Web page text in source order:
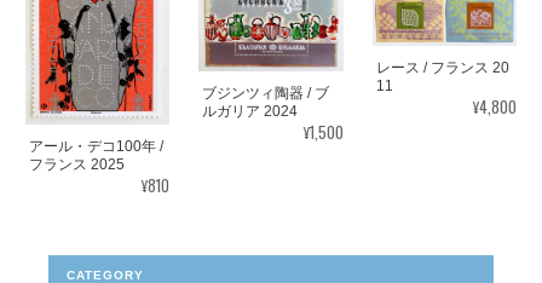
アール・デコ100年 /
フランス 2025
¥810
ブジンツィ陶器 / ブ
ルガリア 2024
¥1,500
レース / フランス 20
11
¥4,800
CATEGORY